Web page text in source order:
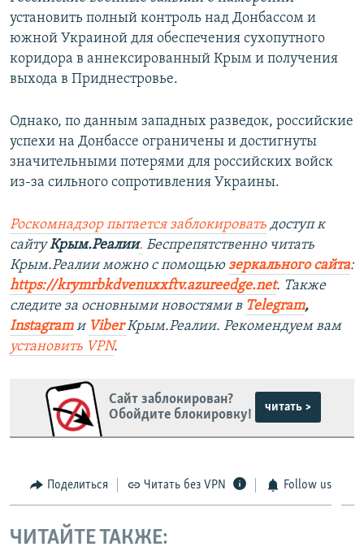
установить полный контроль над Донбассом и
южной Украиной для обеспечения сухопутного
коридора в аннексированный Крым и получения
выхода в Приднестровье.
Однако, по данным западных разведок, российские
успехи на Донбассе ограничены и достигнуты
значительными потерями для российских войск
из-за сильного сопротивления Украины.
Роскомнадзор пытается заблокировать доступ к
сайту Крым.Реалии. Беспрепятственно читать
Крым.Реалии можно с помощью зеркального сайта:
https://krymrbkdvenuxxftv.azureedge.net. Также
следите за основными новостями в Telegram,
Instagram и ViberКрым.Реалии. Рекомендуем вам
установить VPN.
Сайт заблокирован?
Обойдите блокировку!
читать >
Поделиться Читать без VPN Follow us
ЧИТАЙТЕ ТАКЖЕ: